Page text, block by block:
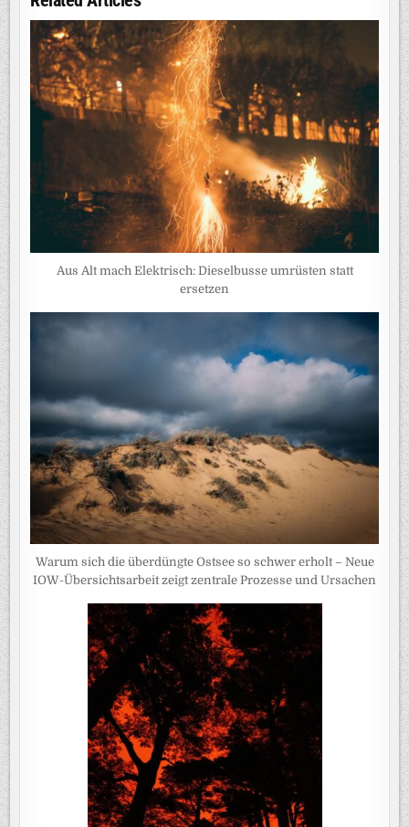
Aus Alt mach Elektrisch: Dieselbusse umrüsten statt
ersetzen
Warum sich die überdüngte Ostsee so schwer erholt – Neue
IOW-Übersichtsarbeit zeigt zentrale Prozesse und Ursachen